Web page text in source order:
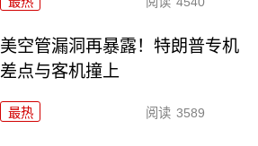
美空管漏洞再暴露！特朗普专机
差点与客机撞上
最热 阅读 3589